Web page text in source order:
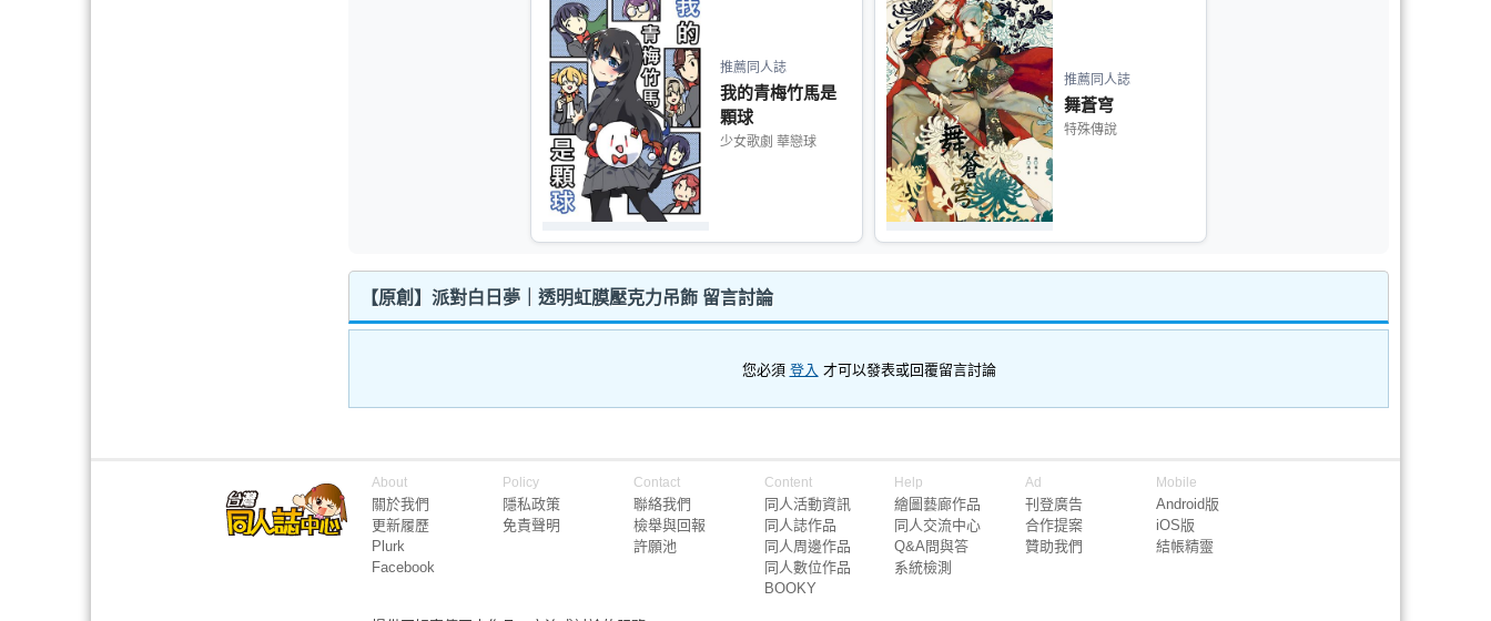
推薦同人誌
我的青梅竹馬是
顆球
少女歌劇 華戀球
推薦同人誌
舞蒼穹
特殊傳說
【原創】派對白日夢｜透明虹膜壓克力吊飾 留言討論
您必須 登入 才可以發表或回覆留言討論
About
關於我們
更新履歷
Plurk
Facebook
Policy
隱私政策
免責聲明
Contact
聯絡我們
檢舉與回報
許願池
Content
同人活動資訊
同人誌作品
同人周邊作品
同人數位作品
BOOKY
Help
繪圖藝廊作品
同人交流中心
Q&A問與答
系統檢測
Ad
刊登廣告
合作提案
贊助我們
Mobile
Android版
iOS版
結帳精靈